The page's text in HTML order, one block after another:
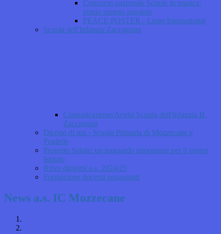
Concorso nazionale Scuole in musica:
primo premio assoluto
PEACE POSTER - Lions International
Scuola dell'Infanzia Zaccagnini
Comunicazione/Avvisi Scuola dell'Infanzia B.
Zaccagnini
Dicono di noi - Scuola Primaria di Mozzecane e
Pradelle
Progetto Salute: un traguardo importante per il nostro
Istituto
Ritiro diplomi a.s. 2024/25
Formazione docenti neoassunti
News a.s. IC Mozzecane